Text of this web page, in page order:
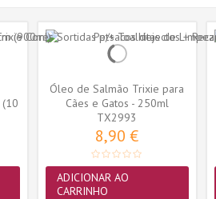
Óleo de Salmão Trixie para
Cães e Gatos - 250ml
(TX2993)
TX2993
8,90 €
ADICIONAR AO
CARRINHO